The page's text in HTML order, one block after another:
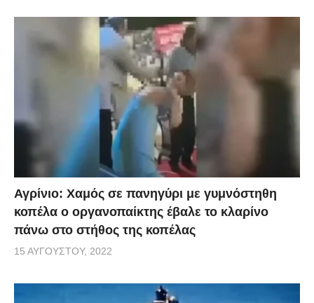
Αγρίνιο: Χαμός σε πανηγύρι με γυμνόστηθη
κοπέλα ο οργανοπαίκτης έβαλε το κλαρίνο
πάνω στο στήθος της κοπέλας
15 ΑΥΓΟΎΣΤΟΥ, 2022